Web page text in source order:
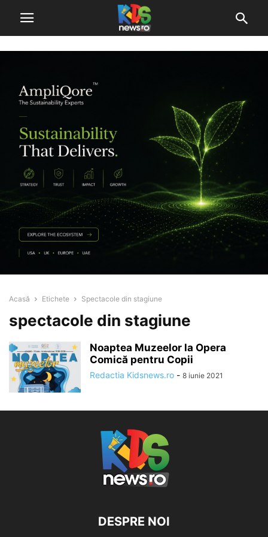
Acasă Etichete Spectacole din stagiune
spectacole din stagiune
Noaptea Muzeelor la Opera
Comică pentru Copii
Redactia Kidsnews.ro - 8 iunie 2021
DESPRE NOI